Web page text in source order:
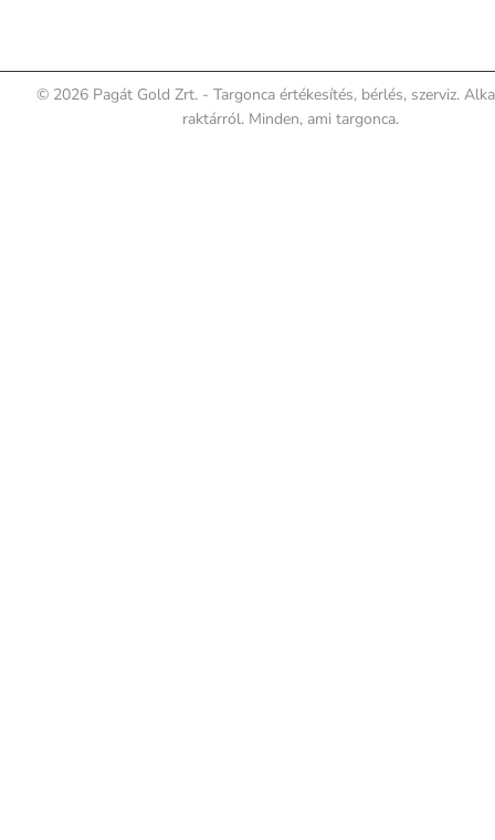
© 2026 Pagát Gold Zrt. - Targonca értékesítés, bérlés, szerviz.
raktárról. Minden, ami targonca.